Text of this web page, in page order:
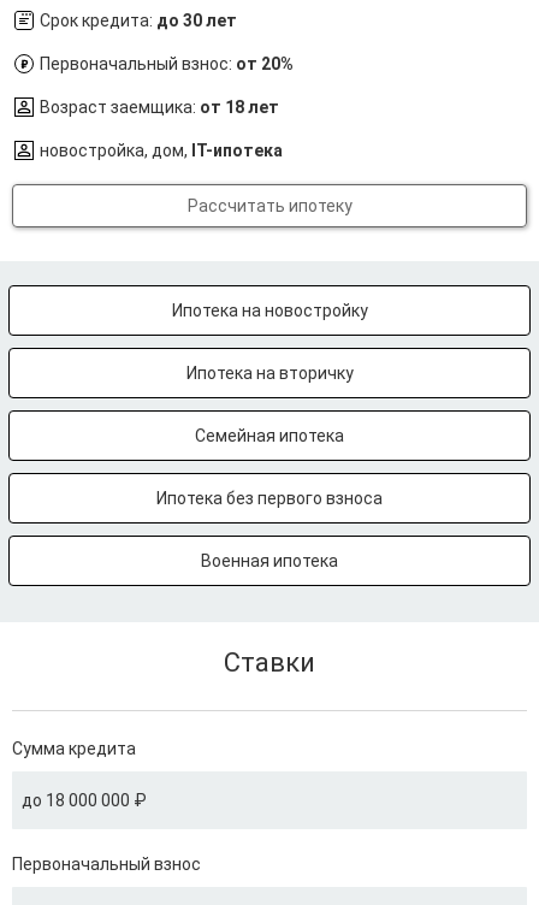
Срок кредита: до 30 лет
Первоначальный взнос: от 20%
Возраст заемщика: от 18 лет
новостройка, дом, IT-ипотека
Рассчитать ипотеку
Ипотека на новостройку
Ипотека на вторичку
Семейная ипотека
Ипотека без первого взноса
Военная ипотека
Ставки
Сумма кредита
до 18 000 000 ₽
Первоначальный взнос